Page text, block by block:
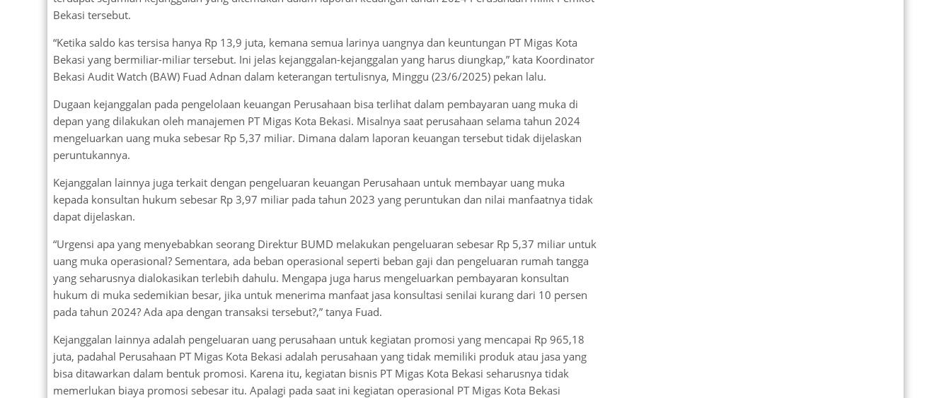
Bekasi tersebut.
“Ketika saldo kas tersisa hanya Rp 13,9 juta, kemana semua larinya uangnya dan keuntungan PT Migas Kota
Bekasi yang bermiliar-miliar tersebut. Ini jelas kejanggalan-kejanggalan yang harus diungkap,” kata Koordinator
Bekasi Audit Watch (BAW) Fuad Adnan dalam keterangan tertulisnya, Minggu (23/6/2025) pekan lalu.
Dugaan kejanggalan pada pengelolaan keuangan Perusahaan bisa terlihat dalam pembayaran uang muka di
depan yang dilakukan oleh manajemen PT Migas Kota Bekasi. Misalnya saat perusahaan selama tahun 2024
mengeluarkan uang muka sebesar Rp 5,37 miliar. Dimana dalam laporan keuangan tersebut tidak dijelaskan
peruntukannya.
Kejanggalan lainnya juga terkait dengan pengeluaran keuangan Perusahaan untuk membayar uang muka
kepada konsultan hukum sebesar Rp 3,97 miliar pada tahun 2023 yang peruntukan dan nilai manfaatnya tidak
dapat dijelaskan.
“Urgensi apa yang menyebabkan seorang Direktur BUMD melakukan pengeluaran sebesar Rp 5,37 miliar untuk
uang muka operasional? Sementara, ada beban operasional seperti beban gaji dan pengeluaran rumah tangga
yang seharusnya dialokasikan terlebih dahulu. Mengapa juga harus mengeluarkan pembayaran konsultan
hukum di muka sedemikian besar, jika untuk menerima manfaat jasa konsultasi senilai kurang dari 10 persen
pada tahun 2024? Ada apa dengan transaksi tersebut?,” tanya Fuad.
Kejanggalan lainnya adalah pengeluaran uang perusahaan untuk kegiatan promosi yang mencapai Rp 965,18
juta, padahal Perusahaan PT Migas Kota Bekasi adalah perusahaan yang tidak memiliki produk atau jasa yang
bisa ditawarkan dalam bentuk promosi. Karena itu, kegiatan bisnis PT Migas Kota Bekasi seharusnya tidak
memerlukan biaya promosi sebesar itu. Apalagi pada saat ini kegiatan operasional PT Migas Kota Bekasi